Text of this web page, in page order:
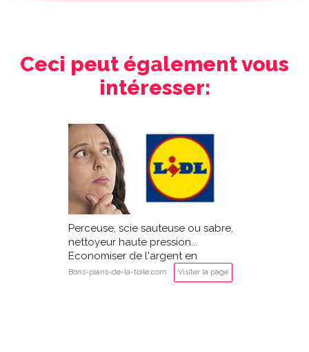
Ceci peut également vous
intéresser:
Perceuse, scie sauteuse ou sabre,
nettoyeur haute pression...
Economiser de l'argent en
achetant des outils LIDL Parkside?
Bons-plans-de-la-toile.com Visiter la page